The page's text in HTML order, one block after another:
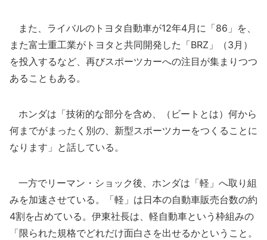
また、ライバルのトヨタ自動車が12年4月に「86」を、
また富士重工業がトヨタと共同開発した「BRZ」（3月）
を投入するなど、再びスポーツカーへの注目が集まりつつ
あることもある。
ホンダは「技術的な部分を含め、（ビートとは）何から
何までがまったく別の、新型スポーツカーをつくることに
なります」と話している。
一方でリーマン・ショック後、ホンダは「軽」へ取り組
みを加速させている。「軽」は日本の自動車販売台数の約
4割を占めている。伊東社長は、軽自動車という枠組みの
「限られた規格でどれだけ面白さを出せるかということ。